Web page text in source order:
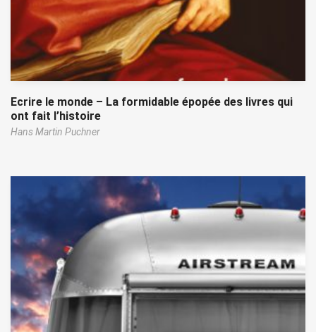
Ecrire le monde – La formidable épopée des livres qui
ont fait l’histoire
Hans Martin Puchner